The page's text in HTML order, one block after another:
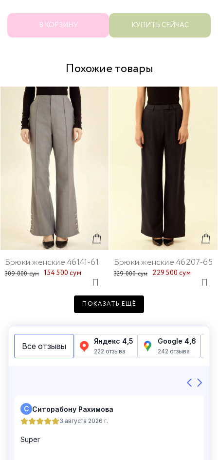
В КОРЗИНУ КУПИТЬ СЕЙЧАС
Похожие товары
Брюки женские 46141-61
309 000 сум 154 500 сум
Брюки женские 46207-65
329 000 сум 229 500 сум
Брюки женские 46117-1
ПОКАЗАТЬ ЕЩЁ